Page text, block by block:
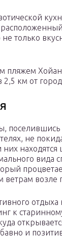
только
км от
не
находятся
вида
ветрам возле
отдыха
к
и